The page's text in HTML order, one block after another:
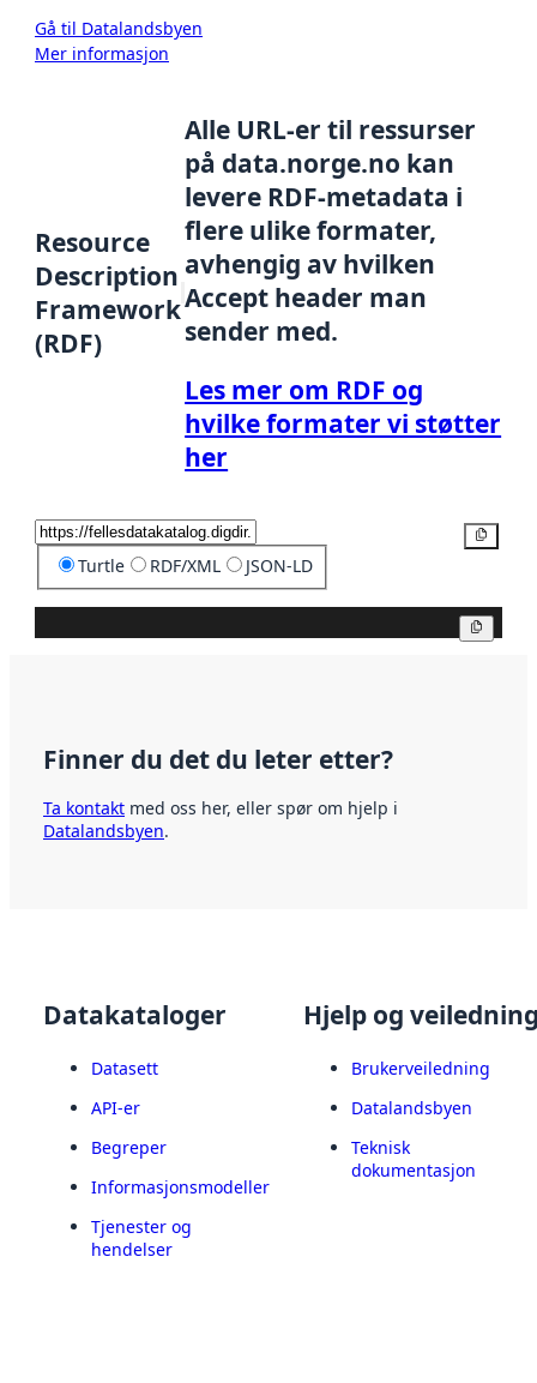
Gå til Datalandsbyen
Mer informasjon
Resource
Description
Framework
(RDF)
Alle URL-er til ressurser
på data.norge.no kan
levere RDF-metadata i
flere ulike formater,
avhengig av hvilken
Accept header man
sender med.
Les mer om RDF og
hvilke formater vi støtter
her
Turtle RDF/XML JSON-LD
Finner du det du leter etter?
Ta kontakt med oss her, eller spør om hjelp i
Datalandsbyen.
Datakataloger
Datasett
API-er
Begreper
Informasjonsmodeller
Tjenester og
hendelser
Hjelp og
Brukerveiledning
Datalandsbyen
Teknisk
dokumentasjon